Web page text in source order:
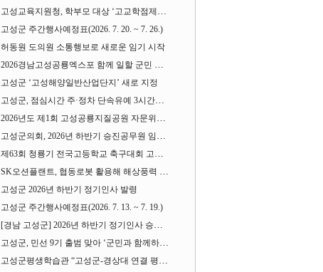
고성교육지원청, 학부모 대상 ‘고교학점제와 대입제도 설명회’ 열어
고성군 주간행사예정표(2026. 7. 20. ~ 7. 26.)
허동원 도의원 소통행보로 새로운 임기 시작
2026경남고성공룡엑스포 함께 일할 군민 모집
고성군 ‘고성해양일반산업단지’ 새로 지정
고성군, 점심시간 주·정차 단속유예 3시간으로 확대
2026년도 제1회 고성공룡지질공원 자문위원회 열어
고성군의회, 2026년 하반기 승진공무원 임용장 수여
제63회 청룡기 전국고등학교 축구대회 고성서 열린다
SK오션플랜트, 협동로봇 활용해 해상풍력 생산 혁신 속도 낸다
고성군 2026년 하반기 정기인사 발령
고성군 주간행사예정표(2026. 7. 13. ~ 7. 19.)
[경남 고성군] 2026년 하반기 정기인사 승진심사 결과
고성군, 민선 9기 출범 맞아 ‘군민과 함께하는 대전환 소통간담회’ 열어
고성군평생학습관 “고성군-경상대 연결 평생교육” 운영